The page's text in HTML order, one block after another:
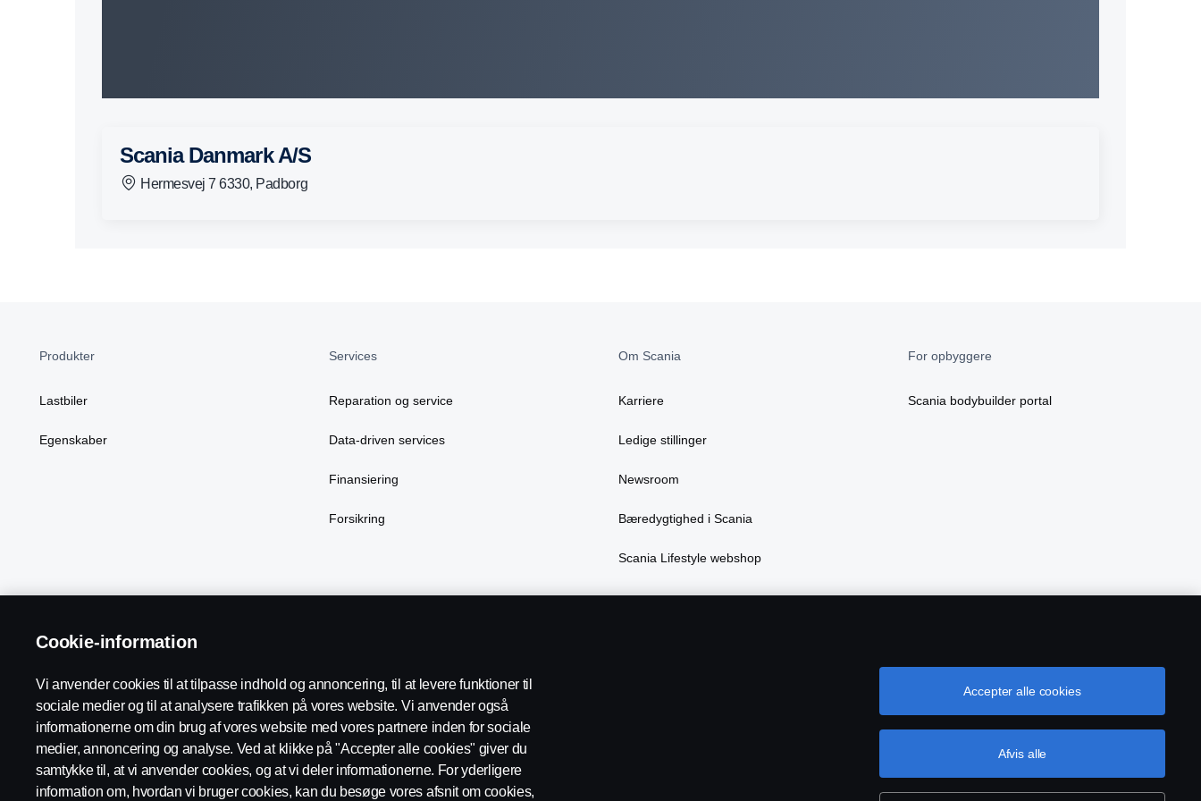
Scania Danmark A/S
Hermesvej 7 6330, Padborg
Produkter
Lastbiler
Egenskaber
Services
Reparation og service
Data-driven services
Finansiering
Forsikring
Om Scania
Karriere
Ledige stillinger
Newsroom
Bæredygtighed i Scania
Scania Lifestyle webshop
For opbyggere
Scania bodybuilder portal
Scania in Your Region: Danmark
Supplier Code of Conduct Juridiske oplysninger Persondatapolitik Cookies Cookie-indstillinger
Cookie-information
Vi anvender cookies til at tilpasse indhold og annoncering, til at levere funktioner til
sociale medier og til at analysere trafikken på vores website. Vi anvender også
informationerne om din brug af vores website med vores partnere inden for sociale
medier, annoncering og analyse. Ved at klikke på "Accepter alle cookies" giver du
samtykke til, at vi anvender cookies, og at vi deler informationerne. For yderligere
information om, hvordan vi bruger cookies, kan du besøge vores afsnit om cookies,
Afvis alle
Accepter alle cookies